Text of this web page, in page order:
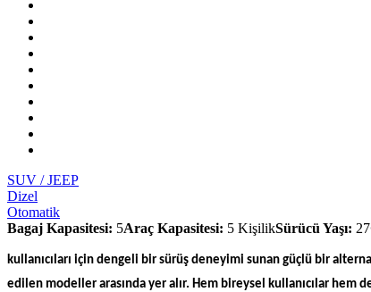
SUV / JEEP
Dizel
Otomatik
Bagaj Kapasitesi: 5Araç Kapasitesi: 5 KişilikSürücü Yaşı: 27
kullanıcıları için dengeli bir sürüş deneyimi sunan güçlü bir
edilen modeller arasında yer alır. Hem bireysel kullanıcılar hem